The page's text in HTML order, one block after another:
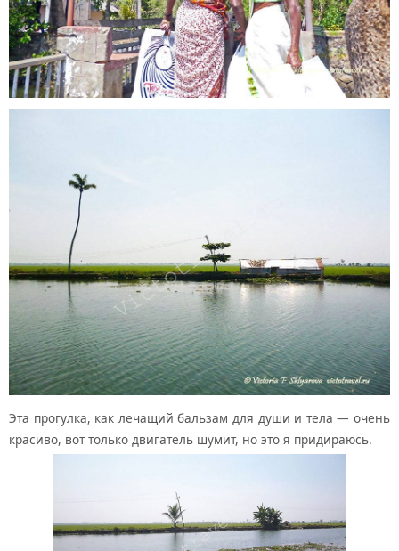
Эта прогулка, как лечащий бальзам для души и тела — очень
красиво, вот только двигатель шумит, но это я придираюсь.